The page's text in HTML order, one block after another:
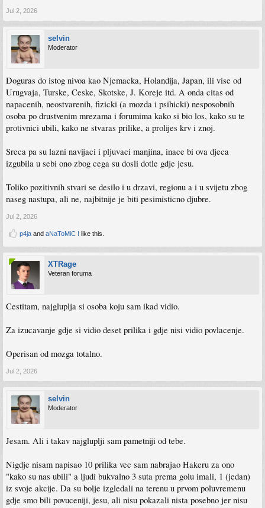
Jul 2, 2026
selvin
Moderator
Doguras do istog nivoa kao Njemacka, Holandija, Japan, ili vise od
Urugvaja, Turske, Ceske, Skotske, J. Koreje itd. A onda citas od
napacenih, neostvarenih, fizicki (a mozda i psihicki) nesposobnih
osoba po drustvenim mrezama i forumima kako si bio los, kako su te
protivnici ubili, kako ne stvaras prilike, a prolijes krv i znoj.
Sreca pa su lazni navijaci i pljuvaci manjina, inace bi ova djeca
izgubila u sebi ono zbog cega su dosli dotle gdje jesu.
Toliko pozitivnih stvari se desilo i u drzavi, regionu a i u svijetu zbog
naseg nastupa, ali ne, najbitnije je biti pesimisticno djubre.
Jul 2, 2026
p4ja and aNaToMiC ! like this.
XTRage
Veteran foruma
Cestitam, najgluplja si osoba koju sam ikad vidio.
Za izucavanje gdje si vidio deset prilika i gdje nisi vidio povlacenje.
Operisan od mozga totalno.
Jul 2, 2026
selvin
Moderator
Jesam. Ali i takav najgluplji sam pametniji od tebe.
Nigdje nisam napisao 10 prilika vec sam nabrajao Hakeru za ono
"kako su nas ubili" a ljudi bukvalno 3 suta prema golu imali, 1 (jedan)
iz svoje akcije. Da su bolje izgledali na terenu u prvom poluvremenu
gdje smo bili povuceniji, jesu, ali nisu pokazali nista posebno jer nisu